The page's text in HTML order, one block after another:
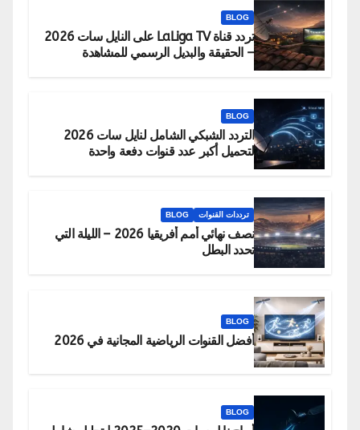
BLOG
تردد قناة LaLiga TV على النايل سات 2026
– الحقيقة والبديل الرسمي للمشاهدة
BLOG
التردد الشبكي الشامل لنايل سات 2026
لتحميل أكبر عدد قنوات دفعة واحدة
ترددات القنوات BLOG
نصف نهائي أمم أفريقيا 2026 – الليلة التي
تحدد البطل
BLOG
أفضل القنوات الرياضية المجانية في 2026
BLOG